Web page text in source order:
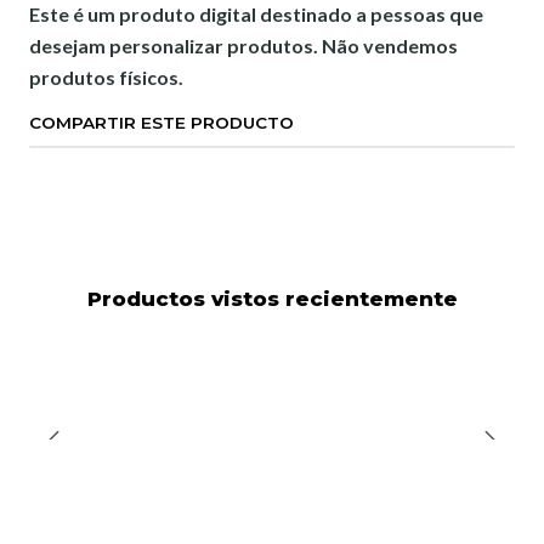
Este é um produto digital destinado a pessoas que
desejam personalizar produtos. Não vendemos
produtos físicos.
COMPARTIR ESTE PRODUCTO
Productos vistos recientemente